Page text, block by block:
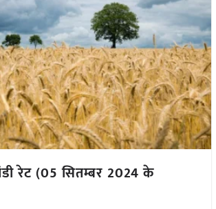
रेट (05 सितम्बर 2024 के